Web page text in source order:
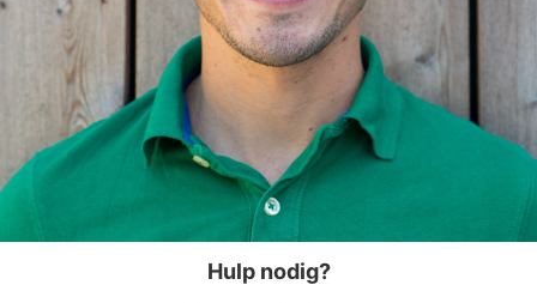
Hulp nodig?